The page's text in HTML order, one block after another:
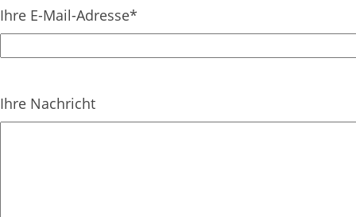
Ihre E-Mail-Adresse*
Ihre Nachricht